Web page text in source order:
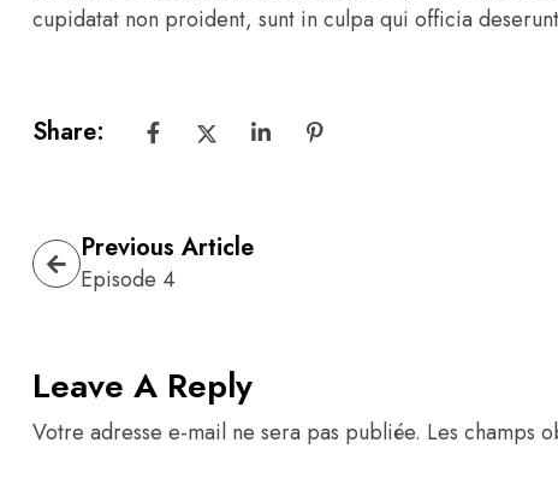
cupidatat non proident, sunt in culpa qui officia
Share:
Previous Article
Episode 4
Leave A Reply
Votre adresse e-mail ne sera pas publiée. Les champs